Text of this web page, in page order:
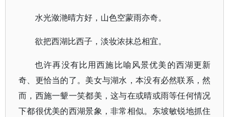
水光潋滟晴方好，山色空蒙雨亦奇。
欲把西湖比西子，淡妆浓抹总相宜。
也许再没有比用西施比喻风景优美的西湖更新
奇、更恰当的了。美女与湖水，本没有必然联系，然
而，西施一颦一笑都美，这与在或晴或雨等任何情况
下都很优美的西湖景象，非常相似。东坡敏锐地抓住